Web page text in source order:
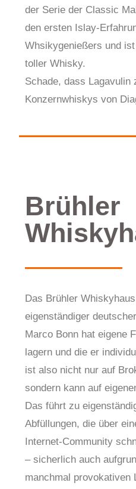
der Serie der Classic
den ersten Islay-
Whsikygenießers und
toller Whisky.
Schade, dass Lagavulin
Konzernwhiskys von
Brühler
Das Brühler
eigenständiger
Marco Bonn hat eigene
lagern und die er
ist also nicht nur auf
sondern kann auf
Das führt zu
Abfüllungen, die über
Internet-Community
– sicherlich auch
manchmal provokativen